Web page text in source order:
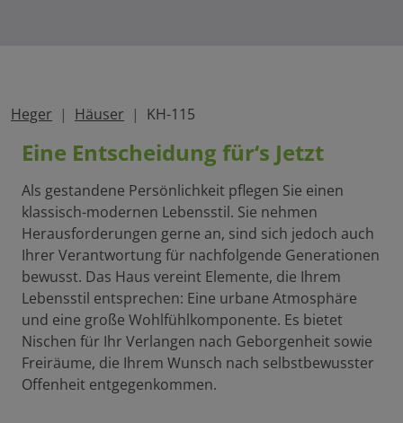
Heger Häuser KH-115
Eine Entscheidung für‘s Jetzt
Als gestandene Persönlichkeit pflegen Sie einen
klassisch-modernen Lebensstil. Sie nehmen
Herausforderungen gerne an, sind sich jedoch auch
Ihrer Verantwortung für nachfolgende Generationen
bewusst. Das Haus vereint Elemente, die Ihrem
Lebensstil entsprechen: Eine urbane Atmosphäre
und eine große Wohlfühlkomponente. Es bietet
Nischen für Ihr Verlangen nach Geborgenheit sowie
Freiräume, die Ihrem Wunsch nach selbstbewusster
Offenheit entgegenkommen.